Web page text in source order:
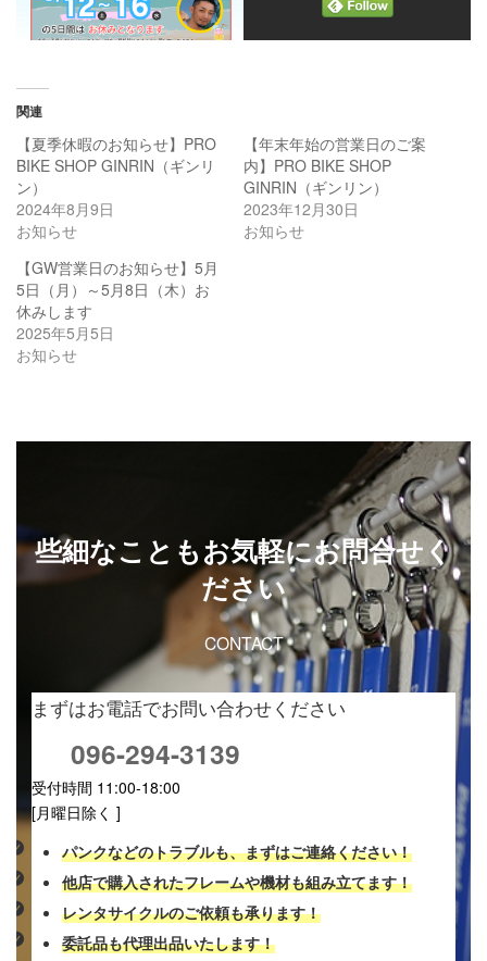
関連
【夏季休暇のお知らせ】PRO
BIKE SHOP GINRIN（ギンリ
ン）
2024年8月9日
お知らせ
【年末年始の営業日のご案
内】PRO BIKE SHOP
GINRIN（ギンリン）
2023年12月30日
お知らせ
【GW営業日のお知らせ】5月
5日（月）～5月8日（木）お
休みします
2025年5月5日
お知らせ
些細なこともお気軽にお問合せく
ださい
CONTACT
まずはお電話でお問い合わせください
096-294-3139
受付時間 11:00-18:00
[月曜日除く ]
パンクなどのトラブルも、まずはご連絡ください！
他店で購入されたフレームや機材も組み立てます！
レンタサイクルのご依頼も承ります！
委託品も代理出品いたします！